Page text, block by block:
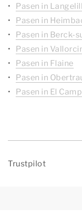
Pasen in
Pasen in
Pasen in Berck-
Pasen in
Pasen in Flaine
Pasen in
Pasen in El
Trustpilot